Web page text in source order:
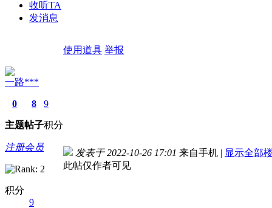
收听TA
发消息
使用道具 举报
一路***
0
主题
8
帖子
9
积分
注册会员
积分
9
发表于 2022-10-26 17:01 来自手机 | 显示全部
此帖仅作者可见